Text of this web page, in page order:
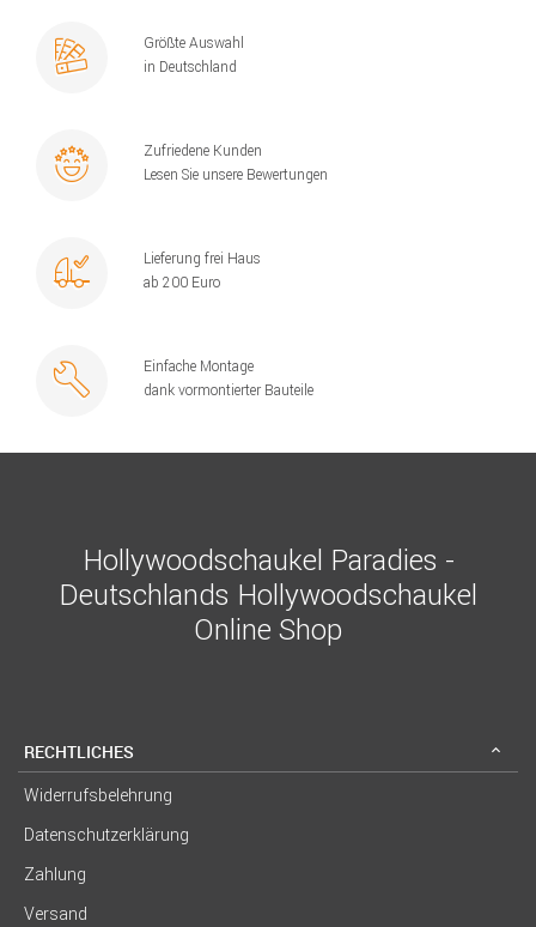
Größte Auswahl
in Deutschland
Zufriedene Kunden
Lesen Sie unsere Bewertungen
Lieferung frei Haus
ab 200 Euro
Einfache Montage
dank vormontierter Bauteile
Hollywoodschaukel Paradies -
Deutschlands Hollywoodschaukel
Online Shop
RECHTLICHES
Widerrufsbelehrung
Datenschutzerklärung
Zahlung
Versand